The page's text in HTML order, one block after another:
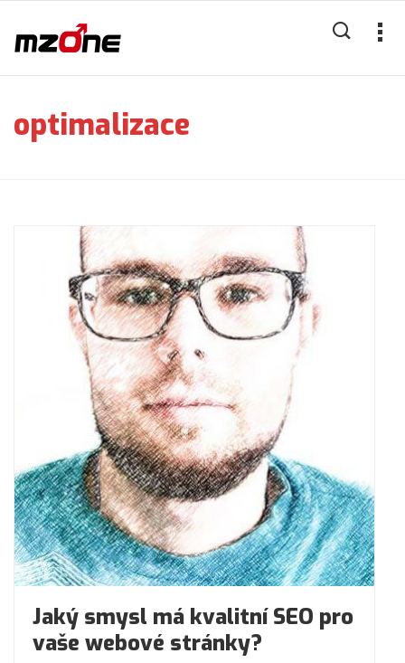
optimalizace
Jaký smysl má kvalitní SEO pro
vaše webové stránky?